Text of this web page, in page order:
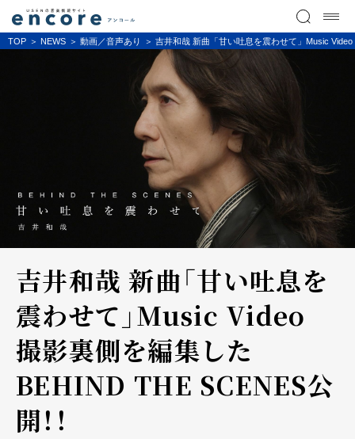
TOP NEWS 動画／音声あり 吉井和哉 新曲「甘い吐息を震わせて」Music
吉井和哉 新曲「甘い吐息を
震わせて」Music Video
撮影裏側を編集した
BEHIND THE SCENES公
開！！